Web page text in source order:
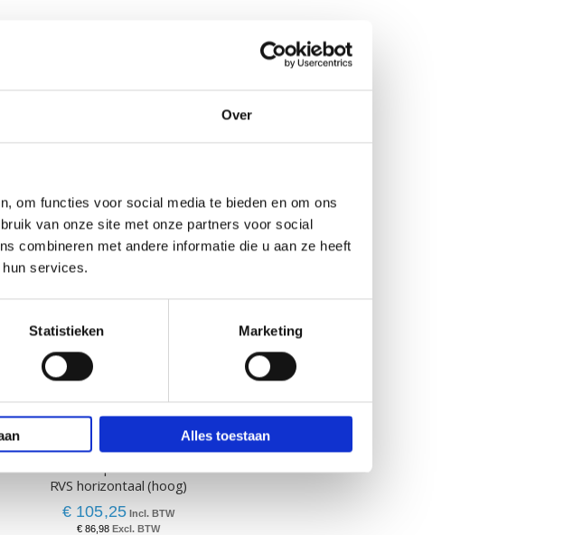
Over
om functies voor social media te bieden en om ons
van onze site met onze partners voor social
combineren met andere informatie die u aan ze heeft
services.
Statistieken Marketing
Alles toestaan
RVS horizontaal (hoog)
€ 105,25
€ 86,98